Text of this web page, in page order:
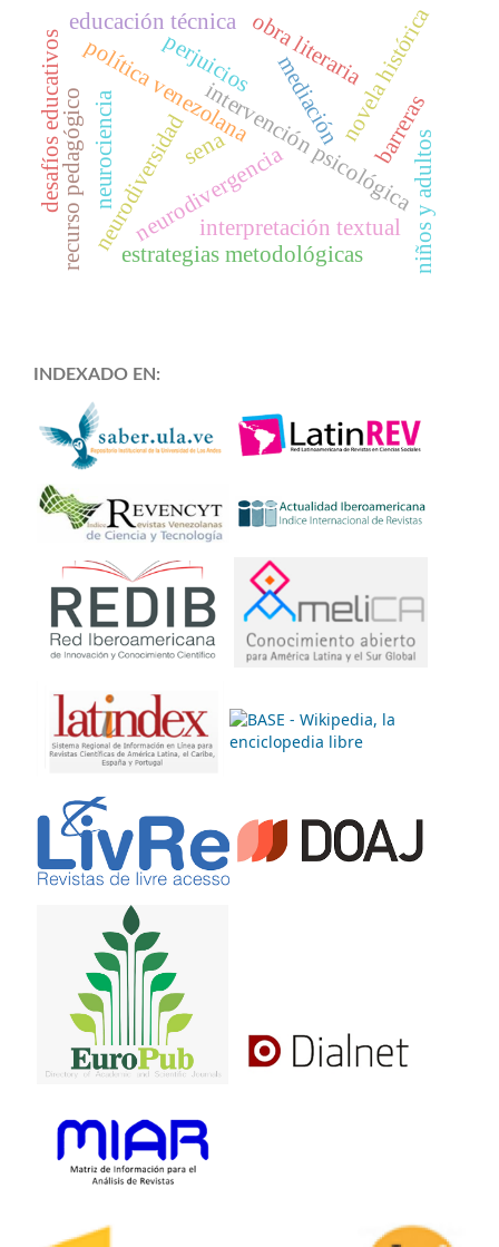
intervención psicológica
política venezolana
neurodivergencia
neurodiversidad
neurociencia mediación
recurso pedagógico
novela histórica
obra literaria
desafíos educativos sena
educación técnica
niños y adultos
estrategias metodológicas
interpretación textual
barreras
perjuicios
INDEXADO EN: